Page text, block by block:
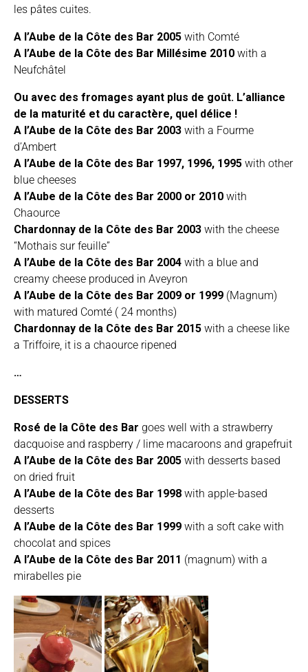
les pâtes cuites.
A l’Aube de la Côte des Bar 2005 with Comté
A l’Aube de la Côte des Bar Millésime 2010 with a
Neufchâtel
Ou avec des fromages ayant plus de goût. L’alliance
de la maturité et du caractère, quel délice !
A l’Aube de la Côte des Bar 2003 with a Fourme
d’Ambert
A l’Aube de la Côte des Bar 1997, 1996, 1995 with other
blue cheeses
A l’Aube de la Côte des Bar 2000 or 2010 with
Chaource
Chardonnay de la Côte des Bar 2003 with the cheese
“Mothais sur feuille”
A l’Aube de la Côte des Bar 2004 with a blue and
creamy cheese produced in Aveyron
A l’Aube de la Côte des Bar 2009 or 1999 (Magnum)
with matured Comté ( 24 months)
Chardonnay de la Côte des Bar 2015 with a cheese like
a Triffoire, it is a chaource ripened
…
DESSERTS
Rosé de la Côte des Bar goes well with a strawberry
dacquoise and raspberry / lime macaroons and grapefruit
A l’Aube de la Côte des Bar 2005 with desserts based
on dried fruit
A l’Aube de la Côte des Bar 1998 with apple-based
desserts
A l’Aube de la Côte des Bar 1999 with a soft cake with
chocolat and spices
A l’Aube de la Côte des Bar 2011 (magnum) with a
mirabelles pie